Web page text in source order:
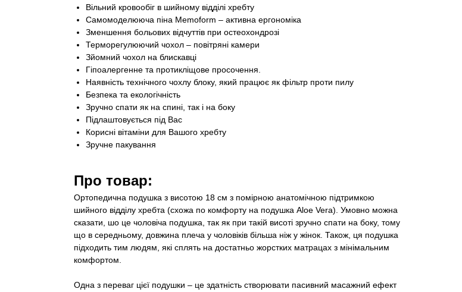
Вільний кровообіг в шийному відділі хребту
Самомоделююча піна Memoform – активна ергономіка
Зменшення больових відчуттів при остеохондрозі
Терморегулюючий чохол – повітряні камери
Зйомний чохол на блискавці
Гіпоалергенне та протикліщове просочення.
Наявність технічного чохлу блоку, який працює як фільтр проти пилу
Безпека та екологічність
Зручно спати як на спині, так і на боку
Підлаштовується під Вас
Корисні вітаміни для Вашого хребту
Зручне пакування
Про товар:
Ортопедична подушка з висотою 18 см з помірною анатомічною підтримкою
шийного відділу хребта (схожа по комфорту на подушка Aloe Vera). Умовно можна
сказати, шо це чоловіча подушка, так як при такій висоті зручно спати на боку, тому
що в середньому, довжина плеча у чоловіків більша ніж у жінок. Також, ця подушка
підходить тим людям, які сплять на достатньо жорстких матрацах з мінімальним
комфортом.
Одна з переваг цієї подушки – це здатність створювати пасивний масажний ефект